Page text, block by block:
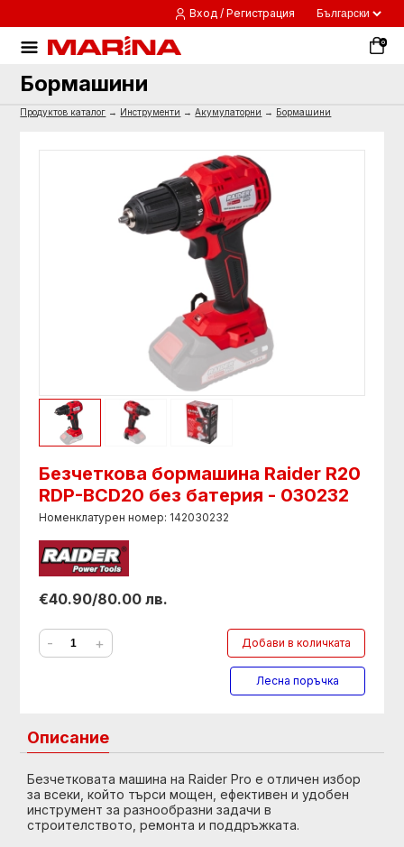
Вход / Регистрация
0
Бормашини
Продуктов каталог → Инструменти →Акумулаторни → Бормашини
Безчеткова бормашина Raider R20
RDP-BCD20 без батерия - 030232
Номенклатурен номер: 142030232
€40.90/80.00 лв.
- + Добави в количката
Лесна поръчка
Описание
Безчетковата машина на Raider Pro е отличен избор
за всеки, който търси мощен, ефективен и удобен
инструмент за разнообразни задачи в
строителството, ремонта и поддръжката.